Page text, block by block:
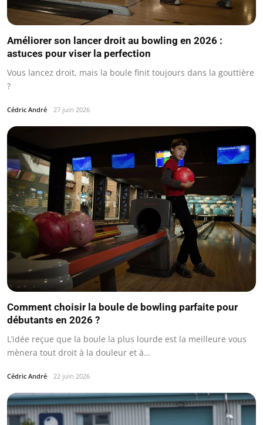
Améliorer son lancer droit au bowling en 2026 :
astuces pour viser la perfection
Vous lancez droit, mais la boule finit toujours dans la gouttière
?
Cédric André 27 juin 2026
Comment choisir la boule de bowling parfaite pour
débutants en 2026 ?
L’idée reçue que la boule la plus lourde est la meilleure vous
mènera tout droit à la douleur et à…
Cédric André 22 juin 2026